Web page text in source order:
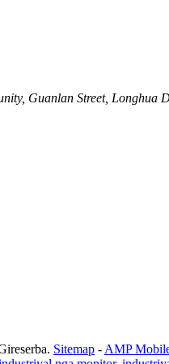
Guanlan Street, Longhua
Sitemap - AMP